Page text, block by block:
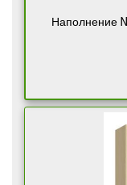
Наполнение